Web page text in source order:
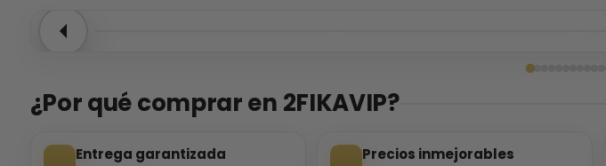
¿Por qué comprar en 2FIKAVIP?
Entrega garantizada Precios inmejorables